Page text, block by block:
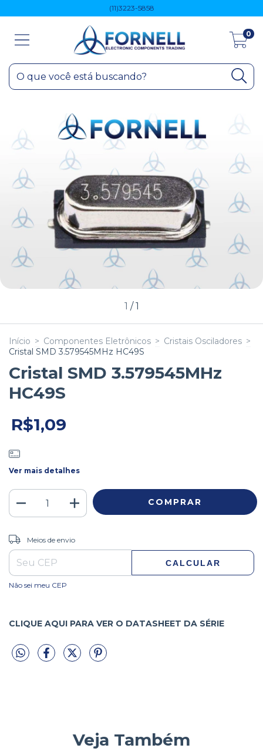
(11)3223-5858
0
1 /1
Início > Componentes Eletrônicos > Cristais Osciladores >
Cristal SMD 3.579545MHz HC49S
Cristal SMD 3.579545MHz
HC49S
R$1,09
Ver mais detalhes
Entregas para o CEP:
Meios de envio
CALCULAR
Não sei meu CEP
CLIQUE AQUI PARA VER O DATASHEET DA SÉRIE
Veja Também